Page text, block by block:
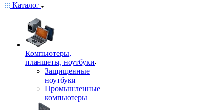
Каталог
Компьютеры,
планшеты, ноутбуки
Защищенные
ноутбуки
Промышленные
компьютеры